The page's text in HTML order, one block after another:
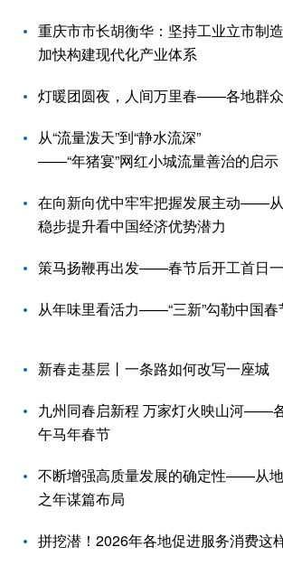
重庆市市长胡衡华：坚持工业立市制
加快构建现代化产业体系
灯暖团圆夜，人间万里春——各地群
从“流量泼天”到“静水流深”
——“年猪宴”网红小城流量善治的启示
在向新向优中牢牢把握发展主动——
稳步提升看中国经济优势潜力
策马扬鞭再出发——春节后开工首日
从年味里看活力——“三新”勾勒中国春
新春走基层丨一条路如何改写一座城
九州同春启新程 万家灯火映山河——
午马年春节
不断增强高质量发展的确定性——从
之年谋篇布局
拼挖潜！2026年各地促进服务消费这